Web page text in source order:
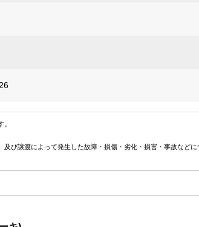
び譲渡によって発生した故障・損傷・劣化・損害・事故など